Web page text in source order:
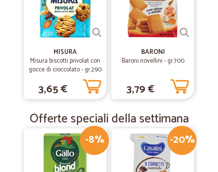
MISURA
Misura biscotti privolat con
gocce di cioccolato - gr.290
3,65 €
BARONI
Baroni novellini - gr.700
3,79 €
Offerte speciali della settimana
-8% -20%